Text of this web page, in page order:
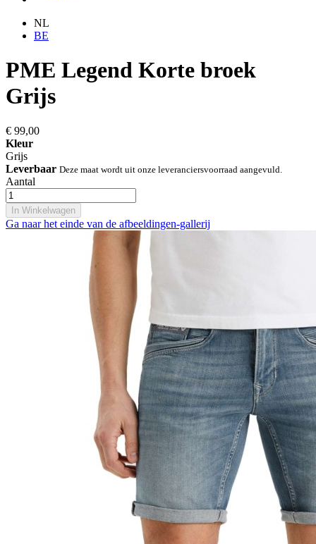
NL
BE
PME Legend Korte broek
Grijs
€ 99,00
Kleur
Grijs
Leverbaar Deze maat wordt uit onze leveranciersvoorraad aangevuld.
Aantal
In Winkelwagen
Ga naar het einde van de afbeeldingen-gallerij